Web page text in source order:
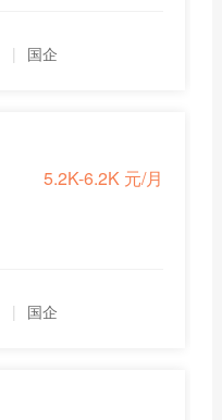
| 国企
5.2K-6.2K 元/月
| 国企